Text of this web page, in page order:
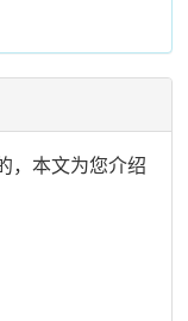
，本文为您介绍